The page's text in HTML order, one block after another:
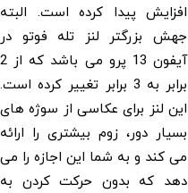
افزایش پیدا کرده است. البته
جهش بزرگتر لنز تله فوتو در
آیفون 13 پرو می باشد که از 2
برابر به 3 برابر تغییر کرده است.
این لنز برای عکاسی از سوژه های
بسیار دور، زوم بیشتری را ارائه
می کند و به شما این اجازه را می
دهد که بدون حرکت کردن به